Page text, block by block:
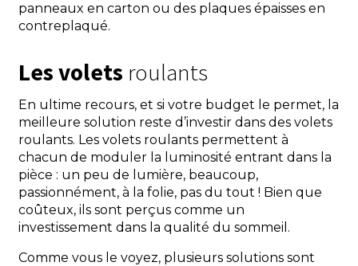
panneaux en carton ou des plaques épaisses en
contreplaqué.
Les volets roulants
En ultime recours, et si votre budget le permet, la
meilleure solution reste d’investir dans des volets
roulants. Les volets roulants permettent à
chacun de moduler la luminosité entrant dans la
pièce : un peu de lumière, beaucoup,
passionnément, à la folie, pas du tout ! Bien que
coûteux, ils sont perçus comme un
investissement dans la qualité du sommeil.
Comme vous le voyez, plusieurs solutions sont